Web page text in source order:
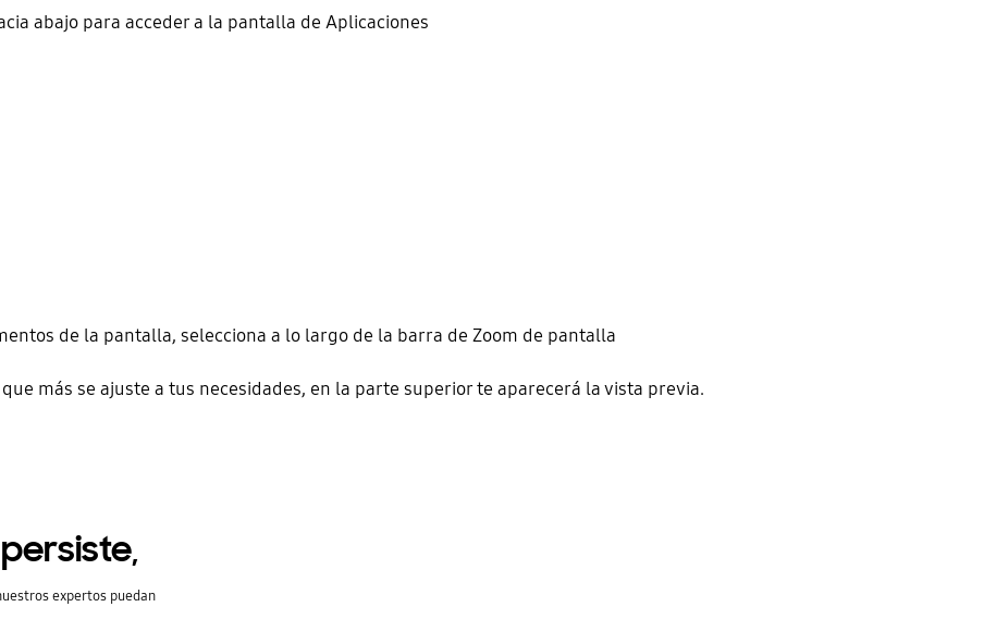
abajo para acceder a la pantalla de Aplicaciones
de la pantalla, selecciona a lo largo de la barra de Zoom de pantalla
más se ajuste a tus necesidades, en la parte superior te aparecerá la vista previa.
expertos puedan